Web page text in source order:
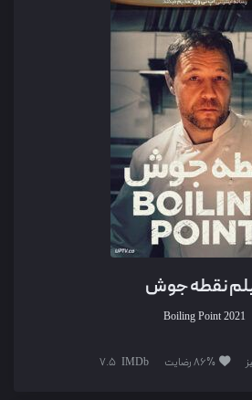
نقطه جوش
Boiling Point 2021
86% رضایت 7.5